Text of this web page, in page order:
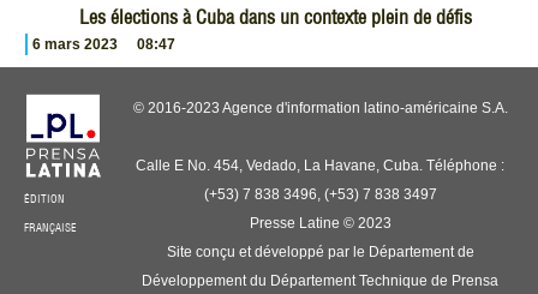
Les élections à Cuba dans un contexte plein de défis
6 mars 2023 08:47
ÉDITION
FRANÇAISE
© 2016-2023 Agence d'information latino-américaine S.A.
Calle E No. 454, Vedado, La Havane, Cuba. Téléphone :
(+53) 7 838 3496, (+53) 7 838 3497
Presse Latine © 2023
Site conçu et développé par le Département de
Développement du Département Technique de Prensa